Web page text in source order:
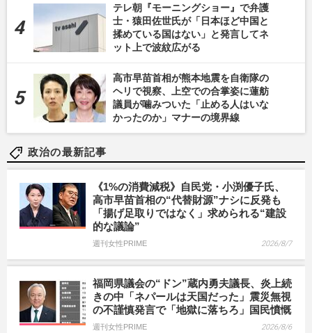
テレ朝『モーニングショー』で弁護
士・猿田佐世氏が「日本ほど中国と
揉めている国はない」と発言してネ
ット上で波紋広がる
高市早苗首相が熊本地震を自衛隊の
ヘリで視察、上空での合掌姿に蓮舫
議員が噛みついた「止める人はいな
かったのか」マナーの境界線
政治の最新記事
《1%の消費減税》自民党・小渕優子氏、
高市早苗首相の“代替財源”ナシに反発も
「揚げ足取りではなく」求められる“建設
的な議論”
週刊女性PRIME 2026/8/7
福岡県議会の“ドン”蔵内勇夫議長、炎上続
きの中「ネパールは天国だった」震災無視
の不謹慎発言で「地獄に落ちろ」国民憤慨
週刊女性PRIME 2026/8/6